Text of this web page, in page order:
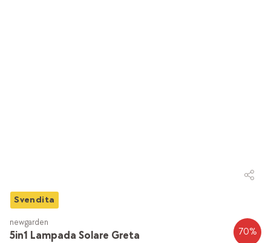
Svendita
5in1 Lampada Solare Greta
newgarden
70%